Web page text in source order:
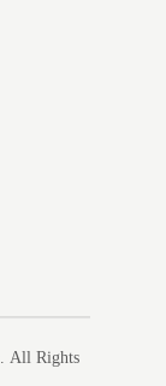
. All Rights